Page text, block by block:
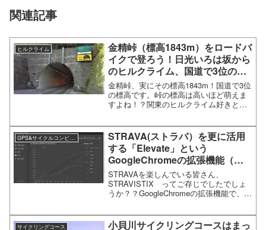
関連記事
ヒルクライム
金精峠（標高1843m）をロードバ
イクで登ろう！日光いろは坂から
のヒルクライム、国道で3位の標
高の峠
金精峠、実にその標高1843m！国道で3位
の標高です。峠の標高は高いほど萌えま
すよね！？関東のヒルクライム好きとし
言えるでしょう。ちなみに１位は有名な
草津の渋峠(2172m）、２位は麦草峠
（2120m）に...
GPS&サイクルコンピュータ
STRAVA(ストラバ）を更に活用
する「Elevate」という
GoogleChromeの拡張機能（元
Stravistix ）
STRAVAを楽しんでいる皆さん、
STRAVISTIX ってご存じでしたでしょ
うか？？GoogleChromeの拡張機能で、
るようになるプラグインです。いつの間
にか「ELEVATE」という名前に変わっ...
サイクリングコース
小貝川サイクリングコースはまっ